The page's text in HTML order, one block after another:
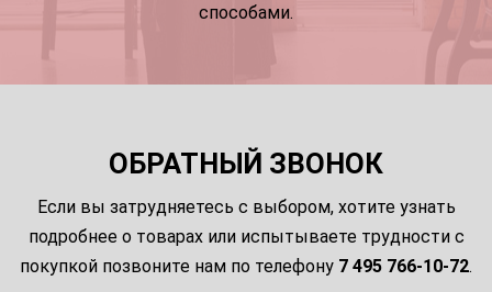
способами.
ОБРАТНЫЙ ЗВОНОК
Если вы затрудняетесь с выбором, хотите узнать
подробнее о товарах или испытываете трудности с
покупкой позвоните нам по телефону 7 495 766-10-72.